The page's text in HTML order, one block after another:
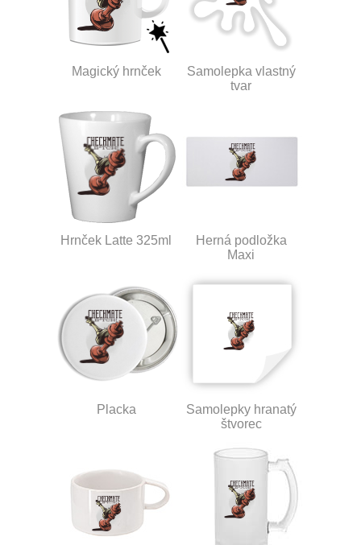
Magický hrnček
Samolepka vlastný
tvar
Hrnček Latte 325ml
Herná podložka
Maxi
Placka
Samolepky hranatý
štvorec